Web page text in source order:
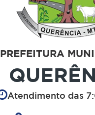
PREFEITURA
Atendimento das